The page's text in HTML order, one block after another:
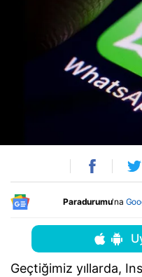
Paradurumu'na
Geçtiğimiz yıllarda,